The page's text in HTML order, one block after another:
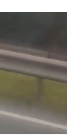
SAĞLIK
TV